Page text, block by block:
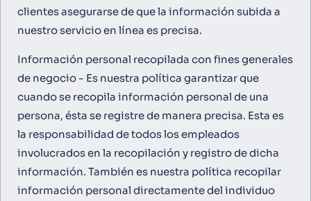
clientes asegurarse de que la información subida a
nuestro servicio en línea es precisa.
Información personal recopilada con fines generales
de negocio - Es nuestra política garantizar que
cuando se recopila información personal de una
persona, ésta se registre de manera precisa. Esta es
la responsabilidad de todos los empleados
involucrados en la recopilación y registro de dicha
información. También es nuestra política recopilar
información personal directamente del individuo